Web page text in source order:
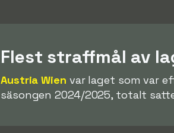
Flest straffmål av
Austria Wien var laget som var
säsongen 2024/2025, totalt